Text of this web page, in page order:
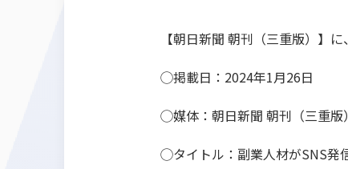
【朝日新聞 朝刊（三重版）】
◯掲載日：2024年1月26日
◯媒体：朝日新聞 朝刊（三重版）
◯タイトル：副業人材がSNS発